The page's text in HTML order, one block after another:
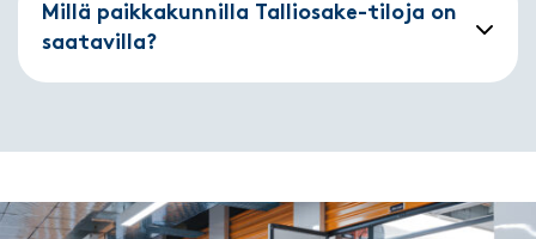
Millä paikkakunnilla Talliosake-tiloja on
saatavilla?